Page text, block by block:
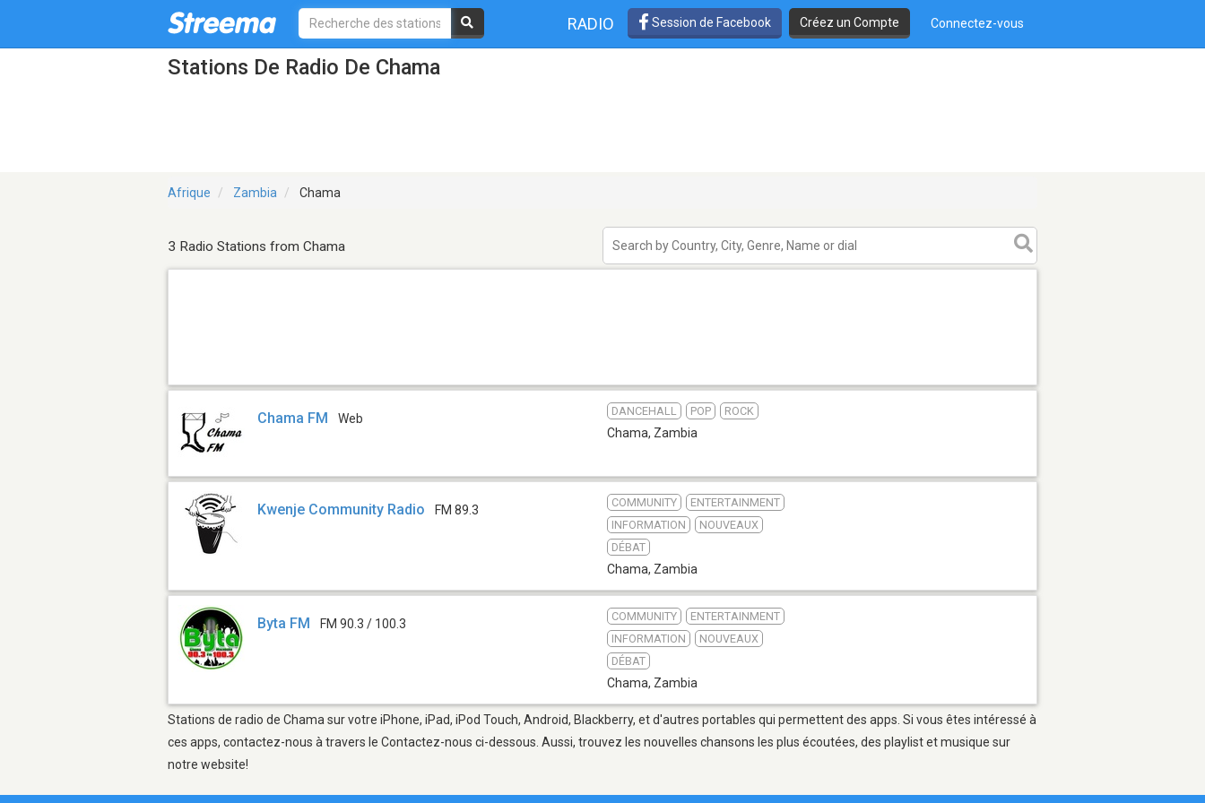
RADIO Session de Facebook Créez un Compte Connectez-vous
Stations De Radio De Chama
Afrique Zambia Chama
3 Radio Stations from Chama
Chama FM Web
DANCEHALL POP ROCK
Chama, Zambia
Kwenje Community Radio FM 89.3
COMMUNITY
ENTERTAINMENT
INFORMATION
NOUVEAUX
DÉBAT
Chama, Zambia
Byta FM FM 90.3 / 100.3
COMMUNITY
ENTERTAINMENT
INFORMATION
NOUVEAUX
DÉBAT
Chama, Zambia
Stations de radio de Chama sur votre iPhone, iPad, iPod Touch, Android, Blackberry, et d'autres portables qui permettent des apps. Si vous êtes intéressé à
ces apps, contactez-nous à travers le Contactez-nous ci-dessous. Aussi, trouvez les nouvelles chansons les plus écoutées, des playlist et musique sur
notre website!